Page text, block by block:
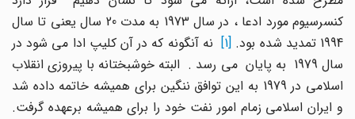
کنسرسیوم مورد ادعا ، در سال 1973 به مدت 20 سال یعنی تا سال
1994 تمدید شده بود.
[1] نه آنگونه که در آن کلیپ ادا می شود در
سال 1979 به پایان می رسد . البته خوشبختانه با پیروزی انقلاب
اسلامی در 1979 به این توافق ننگین برای همیشه خاتمه داده شد
و ایران اسلامی زمام امور نفت خود را برای همیشه برعهده گرفت.